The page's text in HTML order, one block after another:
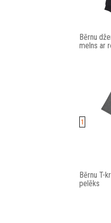
Bērnu
melns ar
1
Bērnu T-
pelēks